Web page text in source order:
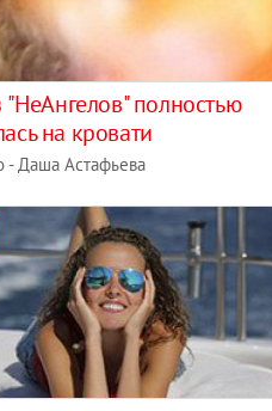
"НеАнгелов" полностью
на кровати
- Даша Астафьева